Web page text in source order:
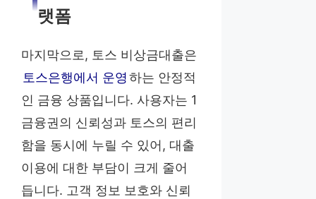
랫폼
마지막으로, 토스 비상금대출은
토스은행에서 운영하는 안정적
인 금융 상품입니다. 사용자는 1
금융권의 신뢰성과 토스의 편리
함을 동시에 누릴 수 있어, 대출
이용에 대한 부담이 크게 줄어
듭니다. 고객 정보 보호와 신뢰